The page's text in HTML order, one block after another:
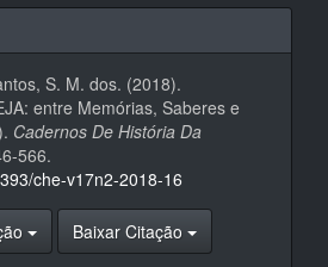
S. M. dos. (2018).
entre Memórias, Saberes e
Cadernos De História Da
566.
che-v17n2-2018-16
Baixar Citação